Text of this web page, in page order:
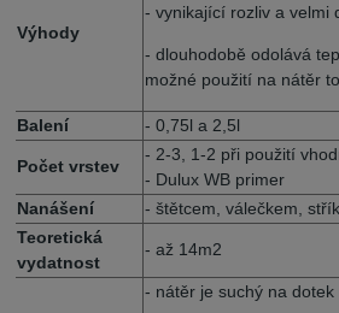
Výhody
- vynikající rozliv a velmi
- dlouhodobě odolává
možné použití na nátěr
Balení - 0,75l a 2,5l
Počet vrstev
- 2-3, 1-2 při použití
- Dulux WB primer
Nanášení
- štětcem, válečkem,
Teoretická
vydatnost
- až 14m2
- nátěr je suchý na